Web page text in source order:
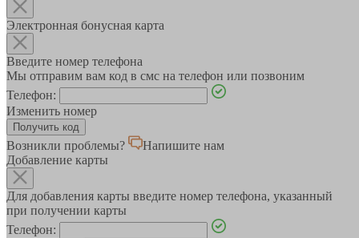
Электронная бонусная карта
Введите номер телефона
Мы отправим вам код в смс на телефон или позвоним
Телефон:
Изменить номер
Возникли проблемы?
Напишите нам
Добавление карты
Для добавления карты введите номер телефона, указанный
при получении карты
Телефон: